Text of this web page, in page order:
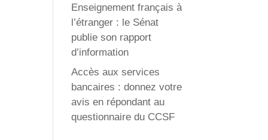
Enseignement français à
l’étranger : le Sénat
publie son rapport
d’information
Accès aux services
bancaires : donnez votre
avis en répondant au
questionnaire du CCSF